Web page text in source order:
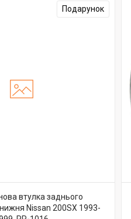
Подарунок
втулка заднього
Nissan 200SX 1993-